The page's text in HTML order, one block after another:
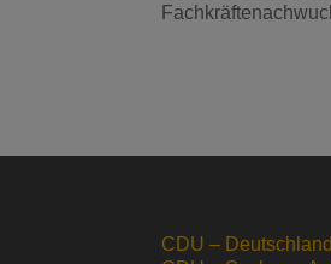
CDU – Deutschland